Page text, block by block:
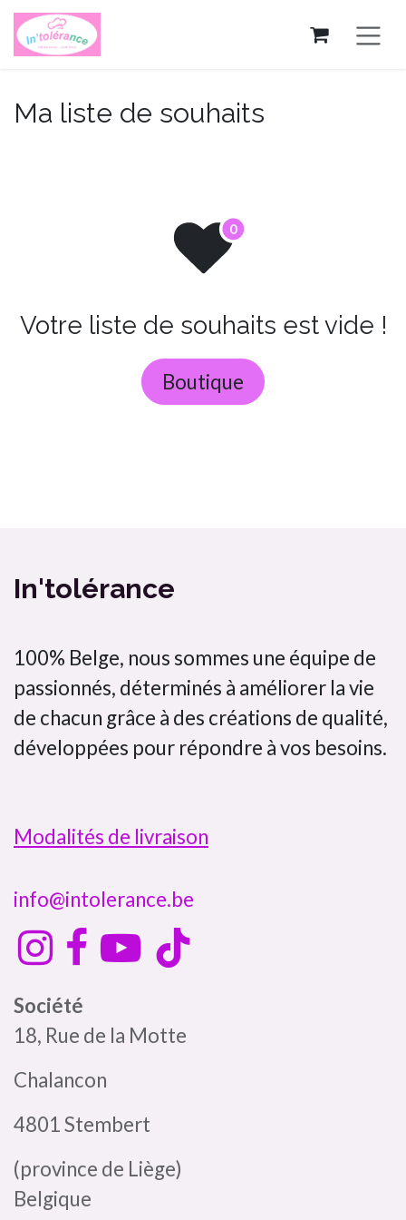
Se rendre au contenu
Ma liste de souhaits
Votre liste de souhaits est vide !
Boutique
In'tolérance
100% Belge, nous sommes une équipe de
passionnés, déterminés à améliorer la vie
de chacun grâce à des créations de qualité,
développées pour répondre à vos besoins.
Modalités de livraison
info@intolerance.be
Société
18, Rue de la Motte
Chalancon
4801 Stembert
(province de Liège)
Belgique